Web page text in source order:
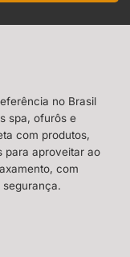
no Brasil
spa, ofurôs e
com produtos,
para aproveitar ao
com